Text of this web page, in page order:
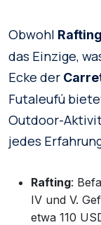
Obwohl Rafting
das Einzige,
Ecke der
Futaleufú
Outdoor-
jedes
Rafting:
IV und V.
etwa 110